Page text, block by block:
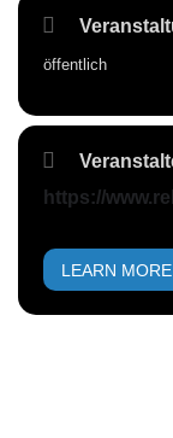
öffentlich
https://
LEARN MORE